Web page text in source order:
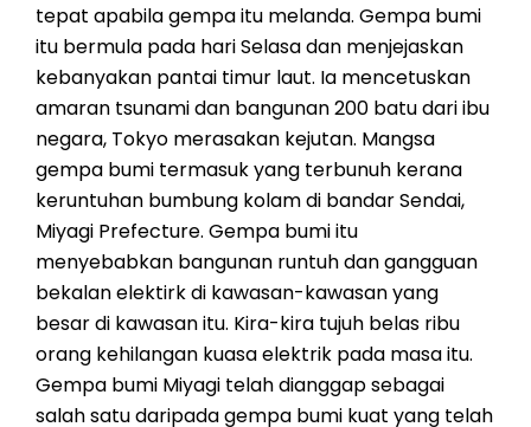
tepat apabila gempa itu melanda. Gempa bumi
itu bermula pada hari Selasa dan menjejaskan
kebanyakan pantai timur laut. Ia mencetuskan
amaran tsunami dan bangunan 200 batu dari ibu
negara, Tokyo merasakan kejutan. Mangsa
gempa bumi termasuk yang terbunuh kerana
keruntuhan bumbung kolam di bandar Sendai,
Miyagi Prefecture. Gempa bumi itu
menyebabkan bangunan runtuh dan gangguan
bekalan elektirk di kawasan-kawasan yang
besar di kawasan itu. Kira-kira tujuh belas ribu
orang kehilangan kuasa elektrik pada masa itu.
Gempa bumi Miyagi telah dianggap sebagai
salah satu daripada gempa bumi kuat yang telah